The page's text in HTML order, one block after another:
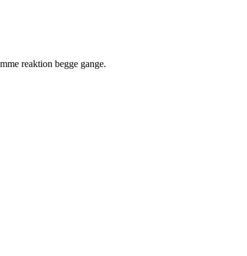
reaktion begge gange.